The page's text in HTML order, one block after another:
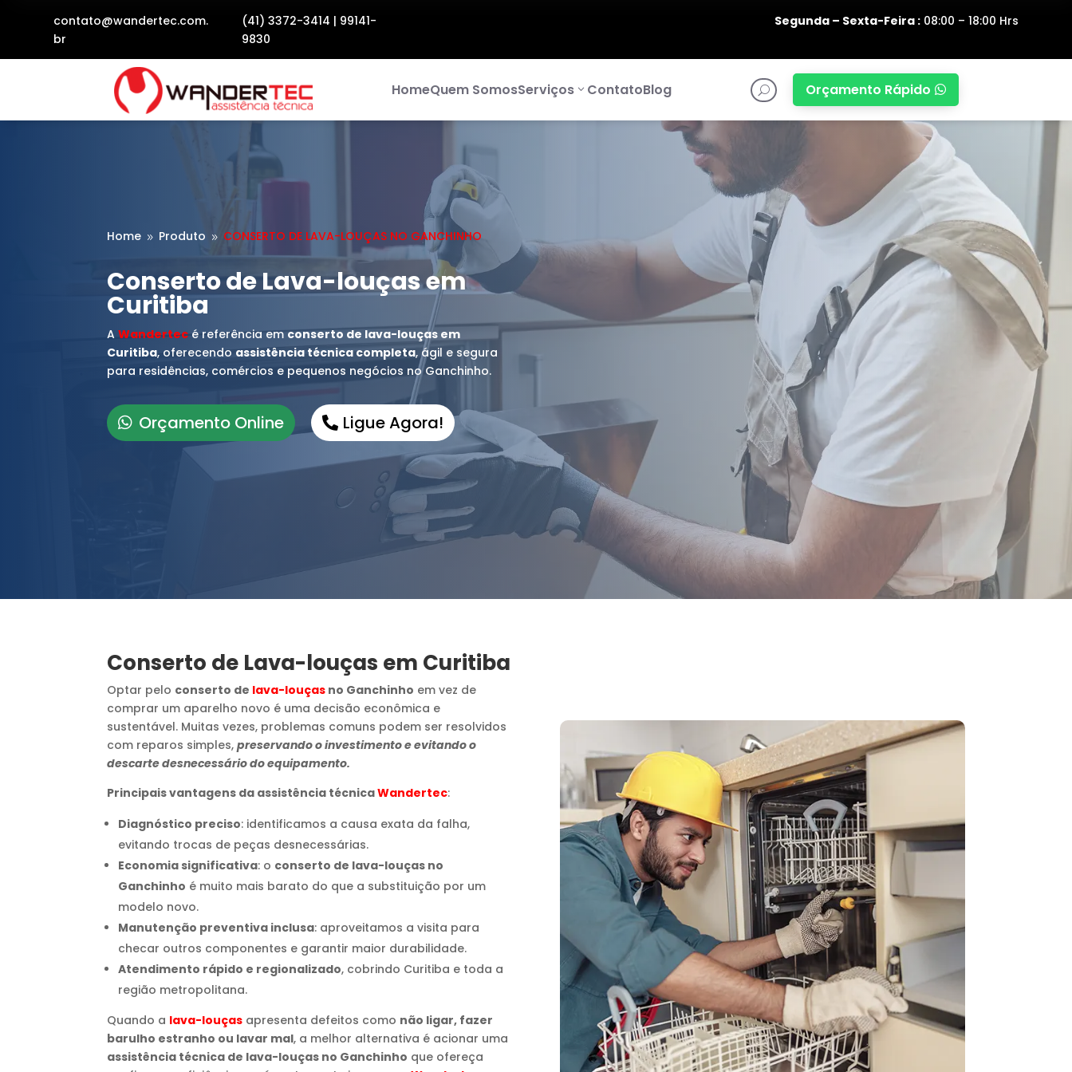
contato@wandertec.com.
br
(41) 3372-3414 | 99141-
9830
Segunda – Sexta-Feira :08:00 – 18:00 Hrs
HomeQuem SomosServiços ContatoBlog U Orçamento Rápido 
Home 9 Produto 9 CONSERTO DE LAVA-LOUÇAS NO GANCHINHO
Conserto de Lava-louças em
Curitiba
AWandertec é referência emconserto de lava-louças em
Curitiba, oferecendo assistência técnica completa, ágil e segura
para residências, comércios e pequenos negócios no Ganchinho.
Orçamento Online Ligue Agora!
Conserto de Lava-louças em Curitiba
Optar pelo conserto de lava-louças no Ganchinho em vez de
comprar um aparelho novo é uma decisão econômica e
sustentável. Muitas vezes, problemas comuns podem ser resolvidos
com reparos simples,preservando o investimento e evitando o
descarte desnecessário do equipamento.
Principais vantagens da assistência técnicaWandertec:
Diagnóstico preciso: identificamos a causa exata da falha,
evitando trocas de peças desnecessárias.
Economia significativa: o conserto de lava-louças no
Ganchinho é muito mais barato do que a substituição por um
modelo novo.
Manutenção preventiva inclusa: aproveitamos a visita para
checar outros componentes e garantir maior durabilidade.
Atendimento rápido e regionalizado, cobrindo Curitiba e toda a
região metropolitana.
Quando a lava-louças apresenta defeitos como não ligar, fazer
barulho estranho ou lavar mal, a melhor alternativa é acionar uma
assistência técnica de lava-louças no Ganchinho que ofereça